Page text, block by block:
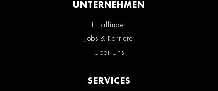
UNTERNEHMEN
Filialfinder
Jobs & Karriere
Über Uns
SERVICES